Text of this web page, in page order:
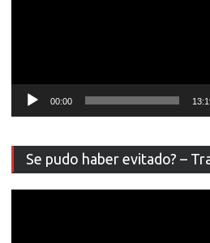
00:00
Se pudo haber evitado? –